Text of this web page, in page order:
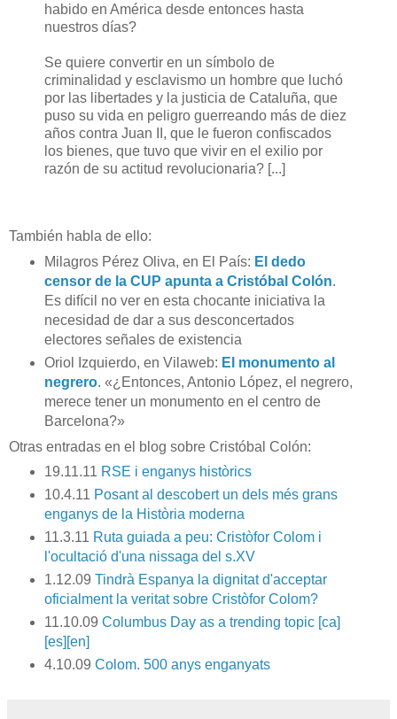
habido en América desde entonces hasta
nuestros días?
Se quiere convertir en un símbolo de
criminalidad y esclavismo un hombre que luchó
por las libertades y la justicia de Cataluña, que
puso su vida en peligro guerreando más de diez
años contra Juan II, que le fueron confiscados
los bienes, que tuvo que vivir en el exilio por
razón de su actitud revolucionaria? [...]
También habla de ello:
Milagros Pérez Oliva, en El País: El dedo
censor de la CUP apunta a Cristóbal Colón.
Es difícil no ver en esta chocante iniciativa la
necesidad de dar a sus desconcertados
electores señales de existencia
Oriol Izquierdo, en Vilaweb: El monumento al
negrero. «¿Entonces, Antonio López, el negrero,
merece tener un monumento en el centro de
Barcelona?»
Otras entradas en el blog sobre Cristóbal Colón:
19.11.11 RSE i enganys històrics
10.4.11 Posant al descobert un dels més grans
enganys de la Història moderna
11.3.11 Ruta guiada a peu: Cristòfor Colom i
l'ocultació d'una nissaga del s.XV
1.12.09 Tindrà Espanya la dignitat d'acceptar
oficialment la veritat sobre Cristòfor Colom?
11.10.09 Columbus Day as a trending topic [ca]
[es][en]
4.10.09 Colom. 500 anys enganyats